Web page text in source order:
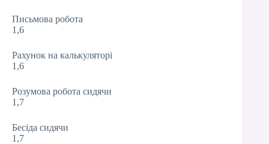
Письмова робота
1,6
Рахунок на калькуляторі
1,6
Розумова робота сидячи
1,7
Бесіда сидячи
1,7